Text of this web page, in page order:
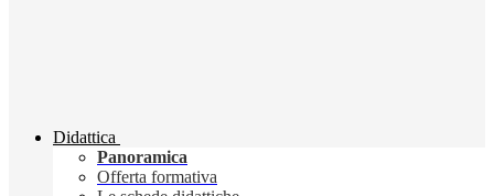
Didattica
Panoramica
Offerta formativa